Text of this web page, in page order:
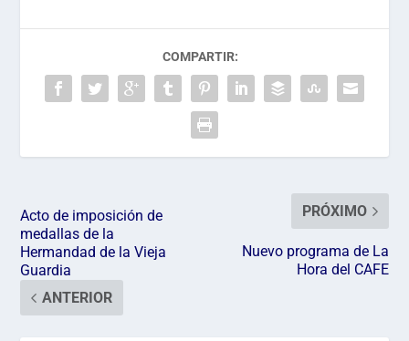
COMPARTIR:
Acto de imposición de
medallas de la
Hermandad de la Vieja
Guardia
ANTERIOR
PRÓXIMO
Nuevo programa de La
Hora del CAFE